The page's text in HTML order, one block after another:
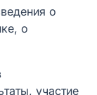
о
о
участие